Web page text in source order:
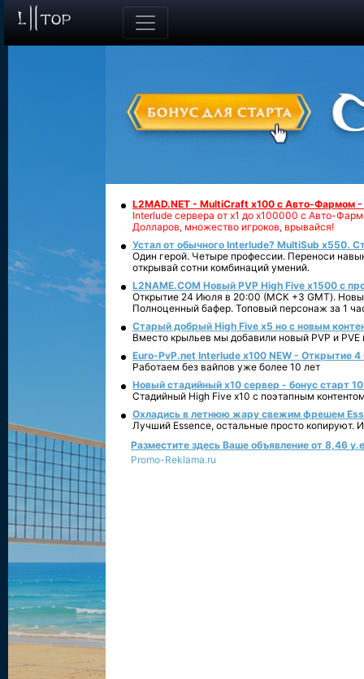
L2MAD.NET - MultiCraft x100 с Авто-Фармом
Interlude сервера от х1 до х100000 с Авто-
Долларов, множество игроков, врывайся!
Устал от обычного Interlude? MultiSub x550.
Один герой. Четыре профессии. Переноси
открывай сотни комбинаций умений.
L2NAME.COM Новый PVP High Five x1500 с
Открытие 24 Июля в 20:00 (МСК +3 GMT).
Полноценный бафер. Топовый персонаж за 1
Старый добрый High Five x5 но с новым
Вместо крыльев мы добавили новый PVP и PVE
Euro-PvP.net Interlude х100 NEW - Открытие 4
Работаем без вайпов уже более 10 лет
Новый стадийный х10 сервер - бонус старт
Стадийный High Five x10 с поэтапным
Охладись в летнюю жару свежим фрешем
Лучший Essence, остальные просто копируют.
Разместите здесь Ваше объявление от 8,46
Promo-Reklama.ru